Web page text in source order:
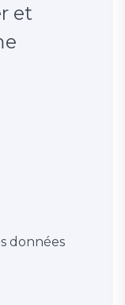
et
données